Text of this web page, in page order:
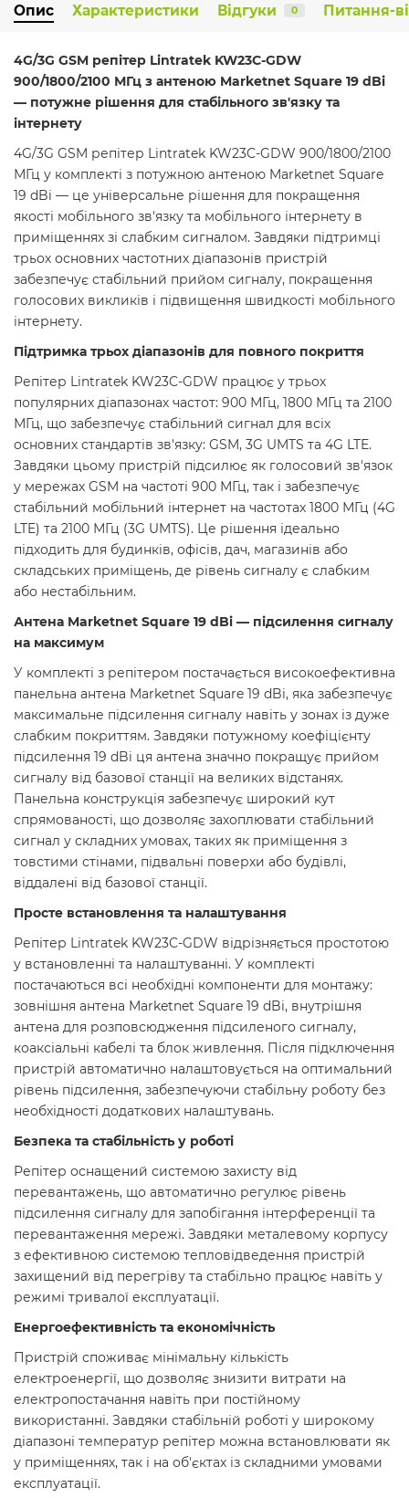
Опис Характеристики Відгуки 0 Питання-
4G/3G GSM репітер Lintratek KW23C-GDW
900/1800/2100 МГц з антеною Marketnet Square 19 dBi
— потужне рішення для стабільного зв'язку та
інтернету
4G/3G GSM репітер Lintratek KW23C-GDW 900/1800/2100
МГц у комплекті з потужною антеною Marketnet Square
19 dBi — це універсальне рішення для покращення
якості мобільного зв'язку та мобільного інтернету в
приміщеннях зі слабким сигналом. Завдяки підтримці
трьох основних частотних діапазонів пристрій
забезпечує стабільний прийом сигналу, покращення
голосових викликів і підвищення швидкості мобільного
інтернету.
Підтримка трьох діапазонів для повного покриття
Репітер Lintratek KW23C-GDW працює у трьох
популярних діапазонах частот: 900 МГц, 1800 МГц та 2100
МГц, що забезпечує стабільний сигнал для всіх
основних стандартів зв'язку: GSM, 3G UMTS та 4G LTE.
Завдяки цьому пристрій підсилює як голосовий зв'язок
у мережах GSM на частоті 900 МГц, так і забезпечує
стабільний мобільний інтернет на частотах 1800 МГц (4G
LTE) та 2100 МГц (3G UMTS). Це рішення ідеально
підходить для будинків, офісів, дач, магазинів або
складських приміщень, де рівень сигналу є слабким
або нестабільним.
Антена Marketnet Square 19 dBi — підсилення сигналу
на максимум
У комплекті з репітером постачається високоефективна
панельна антена Marketnet Square 19 dBi, яка забезпечує
максимальне підсилення сигналу навіть у зонах із дуже
слабким покриттям. Завдяки потужному коефіцієнту
підсилення 19 dBi ця антена значно покращує прийом
сигналу від базової станції на великих відстанях.
Панельна конструкція забезпечує широкий кут
спрямованості, що дозволяє захоплювати стабільний
сигнал у складних умовах, таких як приміщення з
товстими стінами, підвальні поверхи або будівлі,
віддалені від базової станції.
Просте встановлення та налаштування
Репітер Lintratek KW23C-GDW відрізняється простотою
у встановленні та налаштуванні. У комплекті
постачаються всі необхідні компоненти для монтажу:
зовнішня антена Marketnet Square 19 dBi, внутрішня
антена для розповсюдження підсиленого сигналу,
коаксіальні кабелі та блок живлення. Після підключення
пристрій автоматично налаштовується на оптимальний
рівень підсилення, забезпечуючи стабільну роботу без
необхідності додаткових налаштувань.
Безпека та стабільність у роботі
Репітер оснащений системою захисту від
перевантажень, що автоматично регулює рівень
підсилення сигналу для запобігання інтерференції та
перевантаження мережі. Завдяки металевому корпусу
з ефективною системою тепловідведення пристрій
захищений від перегріву та стабільно працює навіть у
режимі тривалої експлуатації.
Енергоефективність та економічність
Пристрій споживає мінімальну кількість
електроенергії, що дозволяє знизити витрати на
електропостачання навіть при постійному
використанні. Завдяки стабільній роботі у широкому
діапазоні температур репітер можна встановлювати як
у приміщеннях, так і на об'єктах із складними умовами
експлуатації.